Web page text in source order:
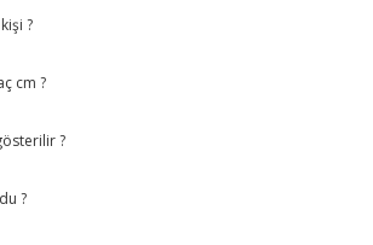
?
cm ?
?
?